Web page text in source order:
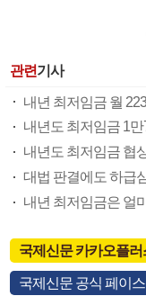
관련기사
내년 최저임금 월
내년도 최저임금 1
내년도 최저임금 협
내년 최저임금은 얼
국제신문 카카오플러
국제신문 공식 페이